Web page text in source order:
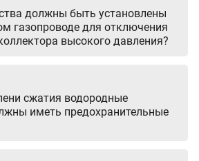
должны быть установлены
газопроводе для отключения
высокого давления?
сжатия водородные
иметь предохранительные